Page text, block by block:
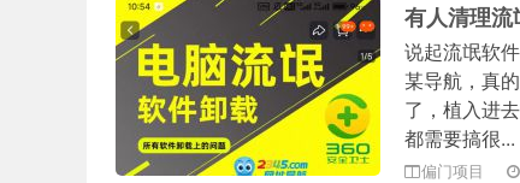
有人清理
说起流氓软
某导航，真
了，植入进
都需要搞很...
偏门项目